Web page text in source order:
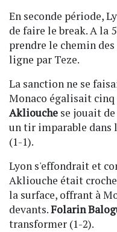
En seconde période,
de faire le break. A la
prendre le chemin
ligne par Teze.
La sanction ne se
Monaco égalisait
Akliouche se jouait de
un tir imparable dans
(1-1).
Lyon s'effondrait et
Akliouche était
la surface, offrant à
devants.Folarin
transformer (1-2).